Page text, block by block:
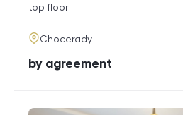
funkce
top floor
adresa
Chocerady
cena
by agreement